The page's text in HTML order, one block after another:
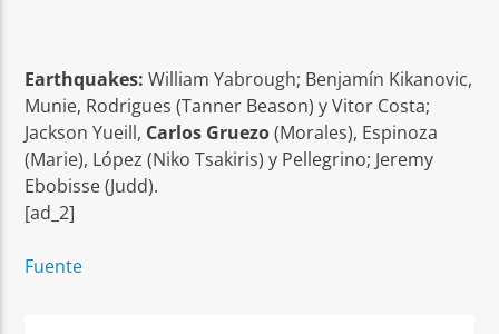
Earthquakes: William Yabrough; Benjamín Kikanovic,
Munie, Rodrigues (Tanner Beason) y Vitor Costa;
Jackson Yueill, Carlos Gruezo(Morales), Espinoza
(Marie), López (Niko Tsakiris) y Pellegrino; Jeremy
Ebobisse (Judd).
[ad_2]
Fuente